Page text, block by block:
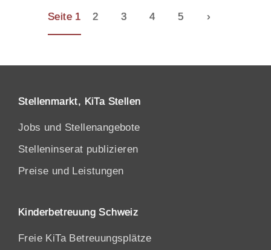
Seite 1 2 3 4 5 ›
Stellenmarkt, KiTa Stellen
Jobs und Stellenangebote
Stelleninserat publizieren
Preise und Leistungen
Kinderbetreuung Schweiz
Freie KiTa Betreuungsplätze